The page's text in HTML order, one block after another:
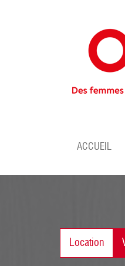
ACCUEIL
Location